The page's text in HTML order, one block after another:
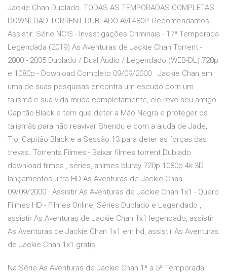
Jackie Chan Dublado. TODAS AS TEMPORADAS COMPLETAS
DOWNLOAD TORRENT DUBLADO AVI 480P. Recomendamos
Assistir. Série NCIS - Investigações Criminais - 17ª Temporada
Legendada (2019) As Aventuras de Jackie Chan Torrent -
2000 - 2005 Dublado / Dual Áudio / Legendado (WEB-DL) 720p
e 1080p - Download Completo 09/09/2000 · Jackie Chan em
uma de suas pesquisas encontra um escudo com um
talismã e sua vida muda completamente, ele reve seu amigo
Capitão Black e tem que deter a Mão Negra e proteger os
talismãs para não reavivar Shendu e com a ajuda de Jade,
Tio, Capitão Black e a Sessão 13 para deter as forças das
trevas. Torrents Filmes - Baixar filmes torrent Dublado
download filmes , séries, animes bluray 720p 1080p 4k 3D
lançamentos ultra HD As Aventuras de Jackie Chan
09/09/2000 · Assistir As Aventuras de Jackie Chan 1x1 - Quero
Filmes HD - Filmes Online, Séries Dublado e Legendado ,
assistir As Aventuras de Jackie Chan 1x1 legendado, assistir
As Aventuras de Jackie Chan 1x1 em hd, assistir As Aventuras
de Jackie Chan 1x1 gratis,
Na Série As Aventuras de Jackie Chan 1ª a 5ª Temporada